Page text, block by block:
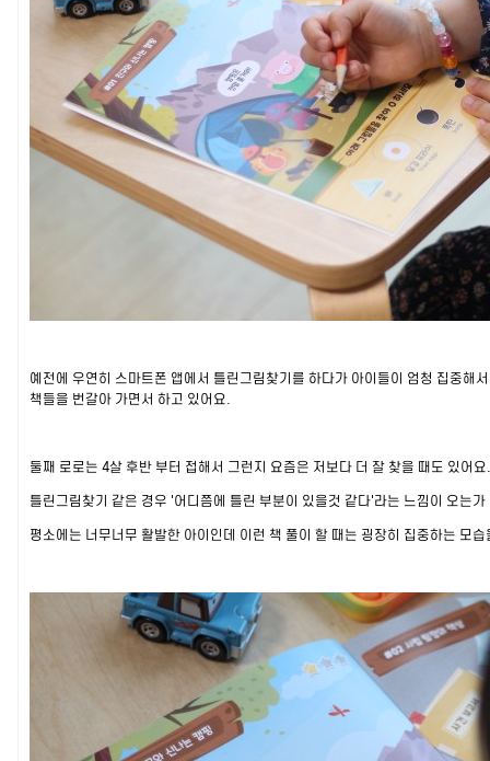
예전에 우연히 스마트폰 앱에서 틀린그림찾기를 하다가 아이들이 엄청 집중해
책들을 번갈아 가면서 하고 있어요.
둘째 로로는 4살 후반 부터 접해서 그런지 요즘은 저보다 더 잘 찾을 때도 있어요.
틀린그림찾기 같은 경우 '어디쯤에 틀린 부분이 있을것 같다'라는 느낌이 오는가
평소에는 너무너무 활발한 아이인데 이런 책 풀이 할 때는 굉장히 집중하는 모